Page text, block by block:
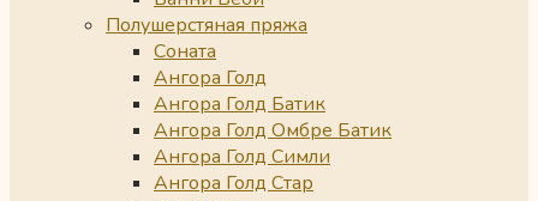
Полушерстяная пряжа
Соната
Ангора Голд
Ангора Голд Батик
Ангора Голд Омбре Батик
Ангора Голд Симли
Ангора Голд Стар